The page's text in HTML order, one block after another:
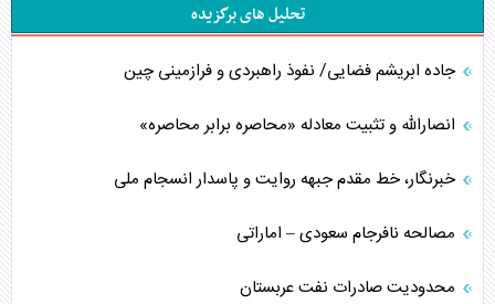
تحلیل های برگزیده
جاده ابریشم فضایی/ نفوذ راهبردی و فرازمینی چین
انصارالله و تثبیت معادله «محاصره برابر محاصره»
خبرنگار، خط مقدم جبهه روایت و پاسدار انسجام ملی
مصالحه نافرجام سعودی – اماراتی
محدودیت صادرات نفت عربستان